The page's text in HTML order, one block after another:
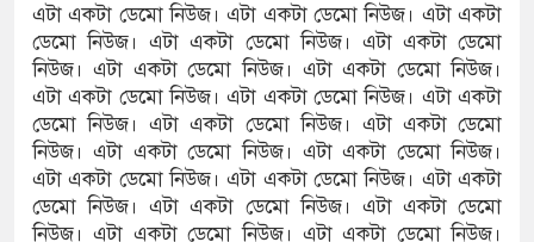
এটা একটা ডেমো নিউজ। এটা একটা ডেমো নিউজ। এটা একটা
ডেমো নিউজ। এটা একটা ডেমো নিউজ। এটা একটা ডেমো
নিউজ। এটা একটা ডেমো নিউজ। এটা একটা ডেমো নিউজ।
এটা একটা ডেমো নিউজ। এটা একটা ডেমো নিউজ। এটা একটা
ডেমো নিউজ। এটা একটা ডেমো নিউজ। এটা একটা ডেমো
নিউজ। এটা একটা ডেমো নিউজ। এটা একটা ডেমো নিউজ।
এটা একটা ডেমো নিউজ। এটা একটা ডেমো নিউজ। এটা একটা
ডেমো নিউজ। এটা একটা ডেমো নিউজ। এটা একটা ডেমো
নিউজ। এটা একটা ডেমো নিউজ। এটা একটা ডেমো নিউজ।